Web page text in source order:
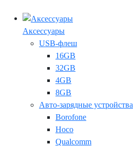
Аксессуары
USB-флеш
16GB
32GB
4GB
8GB
Авто-зарядные устройства
Borofone
Hoco
Qualcomm